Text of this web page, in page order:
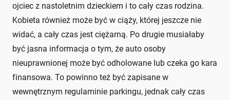
ojciec z nastoletnim dzieckiem i to cały czas rodzina.
Kobieta również może być w ciąży, której jeszcze nie
widać, a cały czas jest ciężarną. Po drugie musiałaby
być jasna informacja o tym, że auto osoby
nieuprawnionej może być odholowane lub czeka go kara
finansowa. To powinno też być zapisane w
wewnętrznym regulaminie parkingu, jednak cały czas